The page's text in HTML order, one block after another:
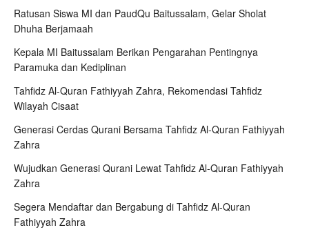
Ratusan Siswa MI dan PaudQu Baitussalam, Gelar Sholat
Dhuha Berjamaah
Kepala MI Baitussalam Berikan Pengarahan Pentingnya
Paramuka dan Kediplinan
Tahfidz Al-Quran Fathiyyah Zahra, Rekomendasi Tahfidz
Wilayah Cisaat
Generasi Cerdas Qurani Bersama Tahfidz Al-Quran Fathiyyah
Zahra
Wujudkan Generasi Qurani Lewat Tahfidz Al-Quran Fathiyyah
Zahra
Segera Mendaftar dan Bergabung di Tahfidz Al-Quran
Fathiyyah Zahra